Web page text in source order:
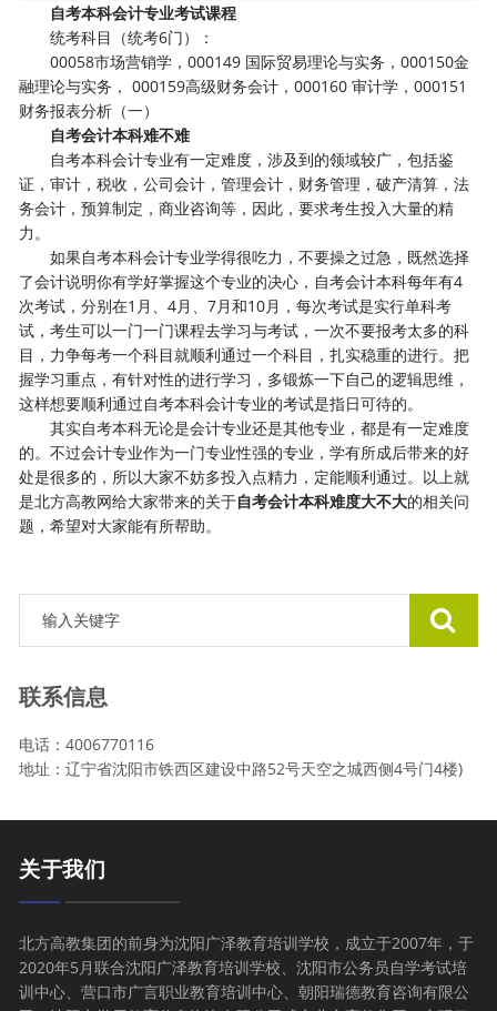
自考本科会计专业考试课程
统考科目（统考6门）：
00058市场营销学，000149 国际贸易理论与实务，000150金
融理论与实务， 000159高级财务会计，000160 审计学，000151
财务报表分析（一）
自考会计本科难不难
自考本科会计专业有一定难度，涉及到的领域较广，包括鉴
证，审计，税收，公司会计，管理会计，财务管理，破产清算，法
务会计，预算制定，商业咨询等，因此，要求考生投入大量的精
力。
如果自考本科会计专业学得很吃力，不要操之过急，既然选择
了会计说明你有学好掌握这个专业的决心，自考会计本科每年有4
次考试，分别在1月、4月、7月和10月，每次考试是实行单科考
试，考生可以一门一门课程去学习与考试，一次不要报考太多的科
目，力争每考一个科目就顺利通过一个科目，扎实稳重的进行。把
握学习重点，有针对性的进行学习，多锻炼一下自己的逻辑思维，
这样想要顺利通过自考本科会计专业的考试是指日可待的。
其实自考本科无论是会计专业还是其他专业，都是有一定难度
的。不过会计专业作为一门专业性强的专业，学有所成后带来的好
处是很多的，所以大家不妨多投入点精力，定能顺利通过。以上就
是北方高教网给大家带来的关于自考会计本科难度大不大的相关问
题，希望对大家能有所帮助。
联系信息
电话：4006770116
地址：辽宁省沈阳市铁西区建设中路52号天空之城西侧4号门4楼)
关于我们
北方高教集团的前身为沈阳广泽教育培训学校，成立于2007年，于
2020年5月联合沈阳广泽教育培训学校、沈阳市公务员自学考试培
训中心、营口市广言职业教育培训中心、朝阳瑞德教育咨询有限公